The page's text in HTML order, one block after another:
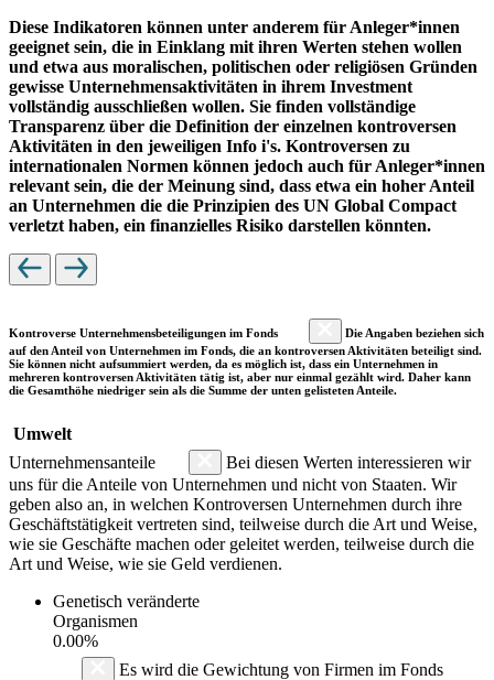
Diese Indikatoren können unter anderem für Anleger*innen
geeignet sein, die in Einklang mit ihren Werten stehen wollen
und etwa aus moralischen, politischen oder religiösen Gründen
gewisse Unternehmensaktivitäten in ihrem Investment
vollständig ausschließen wollen. Sie finden vollständige
Transparenz über die Definition der einzelnen kontroversen
Aktivitäten in den jeweiligen Info i's. Kontroversen zu
internationalen Normen können jedoch auch für Anleger*innen
relevant sein, die der Meinung sind, dass etwa ein hoher Anteil
an Unternehmen die die Prinzipien des UN Global Compact
verletzt haben, ein finanzielles Risiko darstellen könnten.
Kontroverse Unternehmensbeteiligungen im Fonds
Die Angaben beziehen sich
auf den Anteil von Unternehmen im Fonds, die an kontroversen Aktivitäten beteiligt sind.
Sie können nicht aufsummiert werden, da es möglich ist, dass ein Unternehmen in
mehreren kontroversen Aktivitäten tätig ist, aber nur einmal gezählt wird. Daher kann
die Gesamthöhe niedriger sein als die Summe der unten gelisteten Anteile.
Umwelt
Unternehmensanteile
Bei diesen Werten interessieren wir
uns für die Anteile von Unternehmen und nicht von Staaten. Wir
geben also an, in welchen Kontroversen Unternehmen durch ihre
Geschäftstätigkeit vertreten sind, teilweise durch die Art und Weise,
wie sie Geschäfte machen oder geleitet werden, teilweise durch die
Art und Weise, wie sie Geld verdienen.
Genetisch veränderte
Organismen
0.00%
Es wird die Gewichtung von Firmen im Fonds